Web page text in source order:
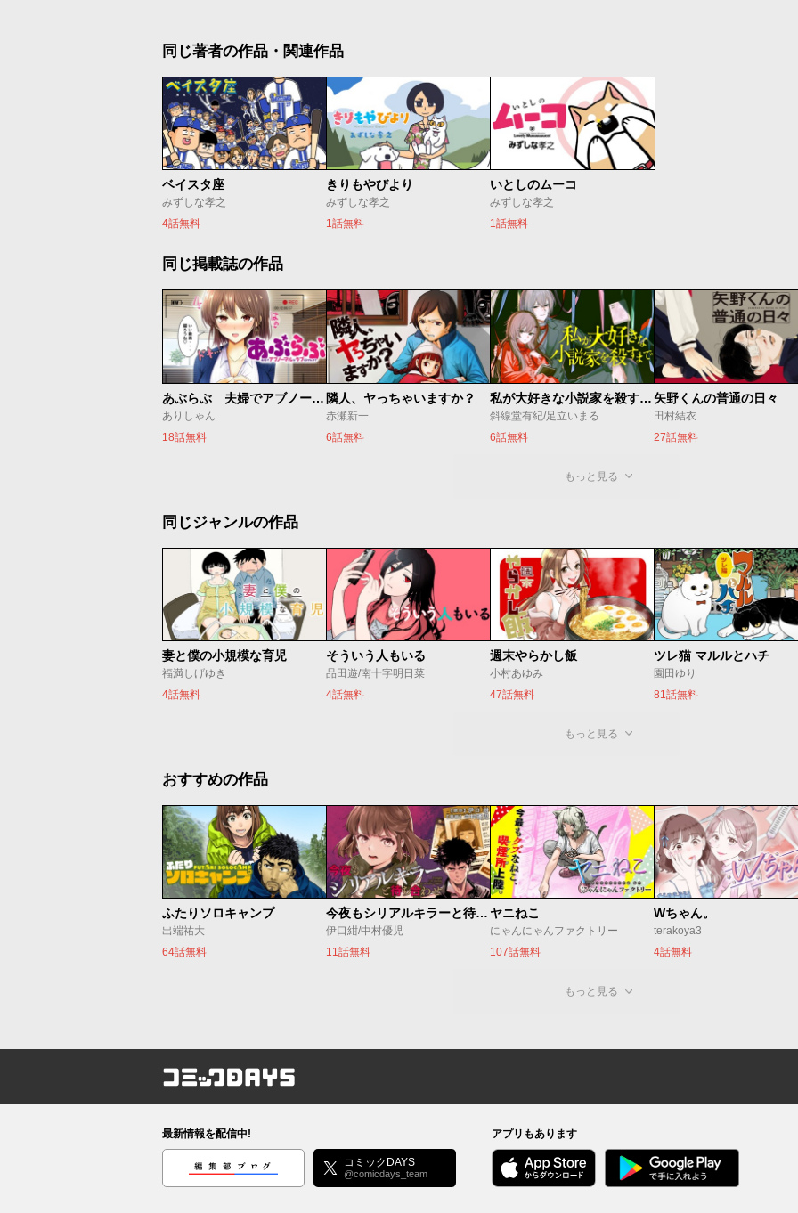
同じ著者の作品・関連作品
ベイスタ座
みずしな孝之
4話無料
きりもやびより
みずしな孝之
1話無料
いとしのムーコ
みずしな孝之
1話無料
同じ掲載誌の作品
あぶらぶ 夫婦でアブノーマルなラブしませんか？
ありしゃん
18話無料
隣人、ヤっちゃいますか？
赤瀬新一
6話無料
私が大好きな小説家を殺すまで
斜線堂有紀/足立いまる
6話無料
矢野くんの普通の日々
田村結衣
27話無料
もっと見る
同じジャンルの作品
妻と僕の小規模な育児
福満しげゆき
4話無料
そういう人もいる
品田遊/南十字明日菜
4話無料
週末やらかし飯
小村あゆみ
47話無料
ツレ猫 マルルとハチ
園田ゆり
81話無料
もっと見る
おすすめの作品
ふたりソロキャンプ
出端祐大
64話無料
今夜もシリアルキラーと待ち合わせ
伊口紺/中村優児
11話無料
ヤニねこ
にゃんにゃんファクトリー
107話無料
Wちゃん。
terakoya3
4話無料
もっと見る
コミックDAYS
最新情報を配信中!
編集部ブログ コミックDAYS
@comicdays_team
アプリもあります